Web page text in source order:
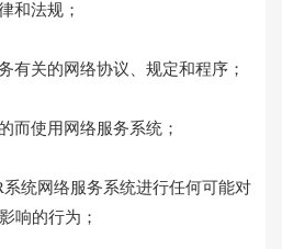
和法规；
有关的网络协议、规定和程序；
而使用网络服务系统；
统网络服务系统进行任何可能对
响的行为；